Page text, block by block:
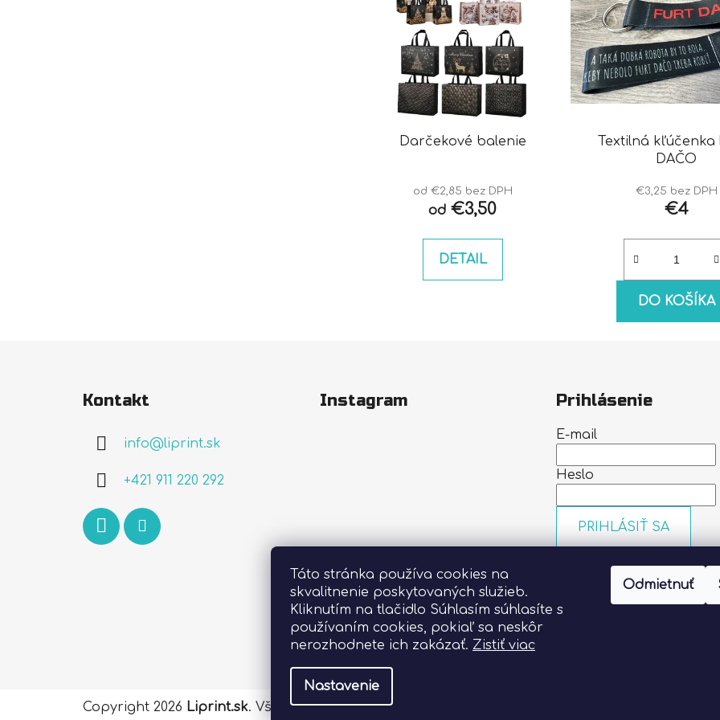
Táto stránka používa cookies na
skvalitnenie poskytovaných služieb.
Kliknutím na tlačidlo Súhlasím súhlasíte s
používaním cookies, pokiaľ sa neskôr
nerozhodnete ich zakázať. Zistiť viac
Nastavenie
Odmietnuť
Darčekové balenie
od €2,85 bez DPH
od €3,50
DETAIL
Textilná kľúčenka
DAČO
€3,25 bez DPH
€4
DO KOŠÍKA
Kontakt
info@liprint.sk
+421 911 220 292
Instagram
Sledovať na Instagrame
Prihlásenie
E-mail
Heslo
PRIHLÁSIŤ SA
Copyright 2026 Liprint.sk. Všetky práva vyhradené.